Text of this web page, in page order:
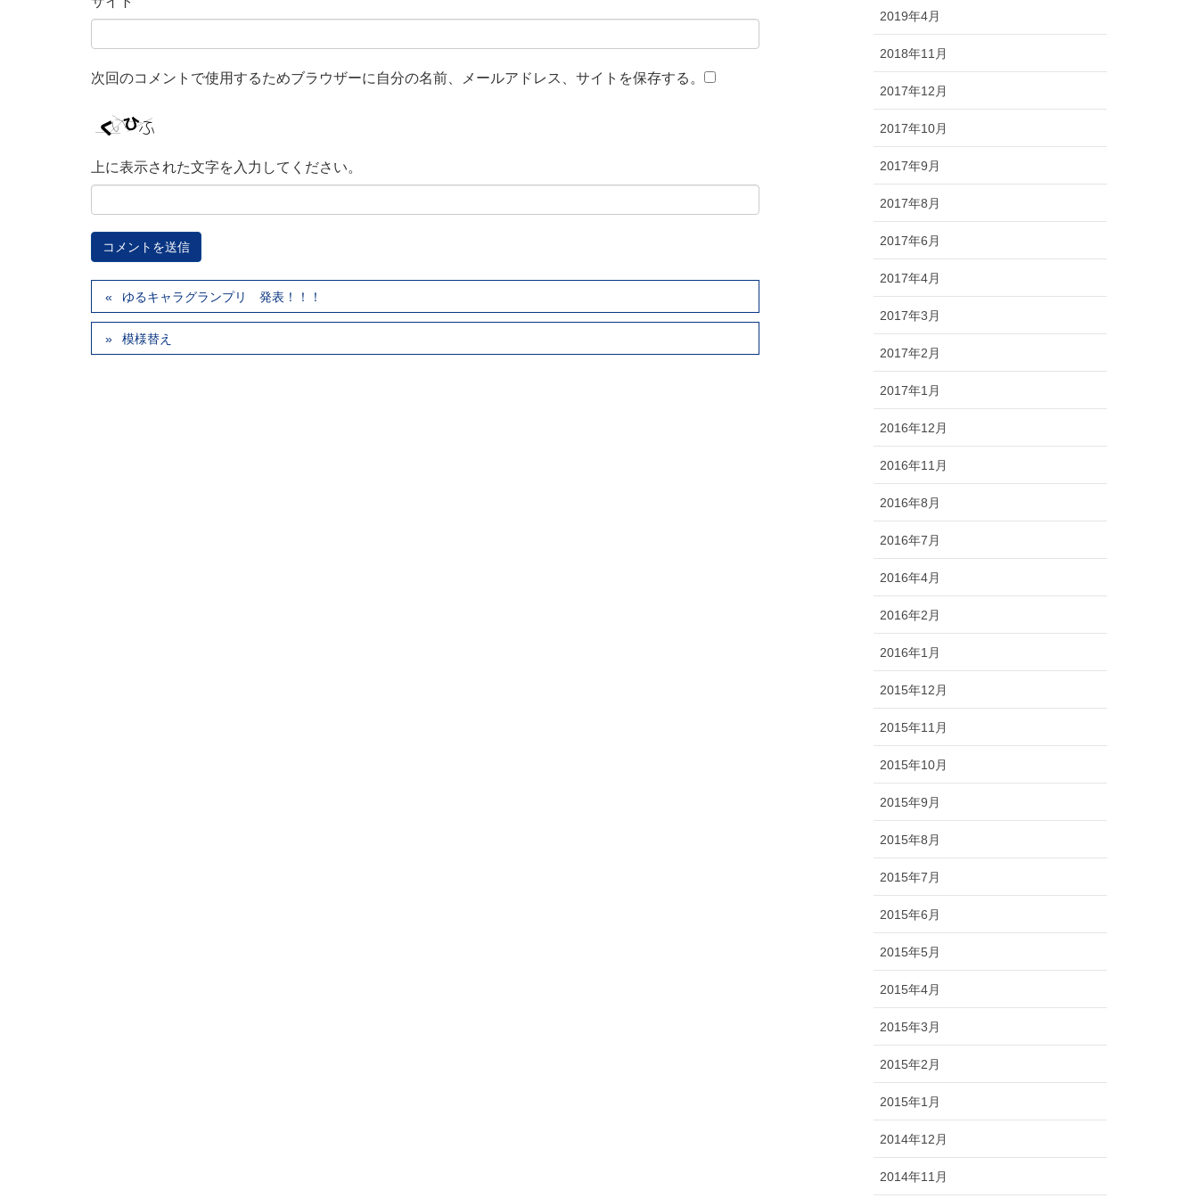
次回のコメントで使用するためブラウザーに自分の名前、メールアドレス、サイトを保存する。
上に表示された文字を入力してください。
ゆるキャラグランプリ 発表！！！
模様替え
2019年4月
2018年11月
2017年12月
2017年10月
2017年9月
2017年8月
2017年6月
2017年4月
2017年3月
2017年2月
2017年1月
2016年12月
2016年11月
2016年8月
2016年7月
2016年4月
2016年2月
2016年1月
2015年12月
2015年11月
2015年10月
2015年9月
2015年8月
2015年7月
2015年6月
2015年5月
2015年4月
2015年3月
2015年2月
2015年1月
2014年12月
2014年11月